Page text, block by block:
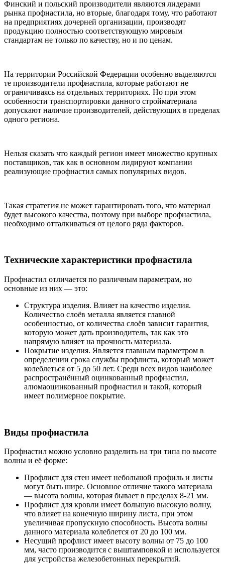
Финский и польский производители являются лидерами
рынка профнастила, но вторые, благодаря тому, что работают
на предприятиях дочерней организации, производят
продукцию полностью соответствующую мировым
стандартам не только по качеству, но и по ценам.
На территории Российской Федерации особенно выделяются
те производители профнастила, которые работают не
ограничиваясь на отдельных территориях. Но при этом
особенности транспортировки данного стройматериала
допускают наличие производителей, действующих в пределах
одного региона.
Нельзя сказать что каждый регион имеет множество крупных
поставщиков, так как в основном лидируют компании
реализующие профнастил самых популярных видов.
Такая стратегия не может гарантировать того, что материал
будет высокого качества, поэтому при выборе профнастила,
необходимо отталкиваться от целого ряда факторов.
Технические характеристики профнастила
Профнастил отличается по различным параметрам, но
основные из них — это:
Структура изделия. Влияет на качество изделия.
Количество слоёв металла является главной
особенностью, от количества слоёв зависит гарантия,
которую может дать производитель, так как это
напрямую влияет на прочность материала.
Покрытие изделия. Является главным параметром в
определении срока службы профлиста, который может
колеблеться от 5 до 50 лет. Среди всех видов наиболее
распространённый оцинкованный профнастил,
алюмаоцинкованный профнастил и такой, который
имеет полимерное покрытие.
Виды профнастила
Профнастил можно условно разделить на три типа по высоте
волны и её форме:
Профлист для стен имеет небольшой профиль и листы
могут быть шире. Основное отличие такого материала
— высота волны, которая бывает в пределах 8-21 мм.
Профлист для кровли имеет большую высокую волну,
что влияет на конечную ширину листа, при этом
увеличивая пропускную способность. Высота волны
данного материала колеблется от 20 до 100 мм.
Несущий профлист имеет высоту волны от 75 до 100
мм, часто производится с выштамповкой и используется
для устройства железобетонных перекрытий.